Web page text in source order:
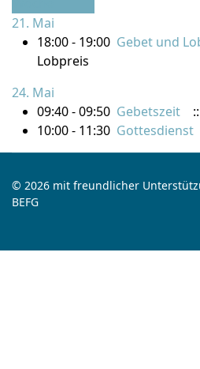
21. Mai
18:00 - 19:00 Gebet und
Lobpreis
24. Mai
09:40 - 09:50 Gebetszeit
10:00 - 11:30 Gottesdienst
© 2026 mit freundlicher
BEFG